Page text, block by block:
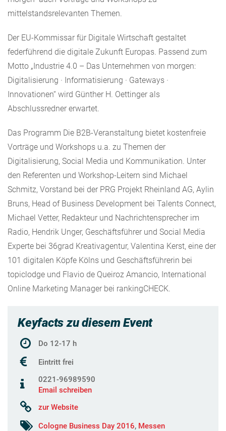
mittelstandsrelevanten Themen.
Der EU-Kommissar für Digitale Wirtschaft gestaltet
federführend die digitale Zukunft Europas. Passend zum
Motto „Industrie 4.0 – Das Unternehmen von morgen:
Digitalisierung · Informatisierung · Gateways ·
Innovationen“ wird Günther H. Oettinger als
Abschlussredner erwartet.
Das Programm Die B2B-Veranstaltung bietet kostenfreie
Vorträge und Workshops u.a. zu Themen der
Digitalisierung, Social Media und Kommunikation. Unter
den Referenten und Workshop-Leitern sind Michael
Schmitz, Vorstand bei der PRG Projekt Rheinland AG, Aylin
Bruns, Head of Business Development bei Talents Connect,
Michael Vetter, Redakteur und Nachrichtensprecher im
Radio, Hendrik Unger, Geschäftsführer und Social Media
Experte bei 36grad Kreativagentur, Valentina Kerst, eine der
101 digitalen Köpfe Kölns und Geschäftsführerin bei
topiclodge und Flavio de Queiroz Amancio, International
Online Marketing Manager bei rankingCHECK.
Keyfacts zu diesem Event
Do 12-17 h
Eintritt frei
0221-96989590
Email schreiben
zur Website
Cologne Business Day 2016, Messen